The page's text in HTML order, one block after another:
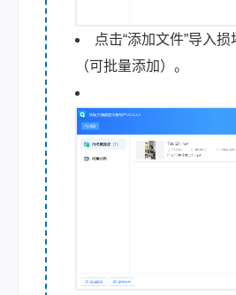
点击“添加文件”导入
（可批量添加）。